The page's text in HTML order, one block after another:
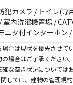
犯カメラ / トイレ(専
室内洗濯機置場 /
ニタ付インターホン
合は現状を優先させてい
場合はご了承ください。
な空き状況については
しては、建物の管理規